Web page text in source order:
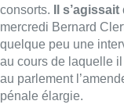
consorts.
Il s’agissait
mercredi Bernard
quelque peu une
au cours de laquelle
au parlement
pénale élargie.